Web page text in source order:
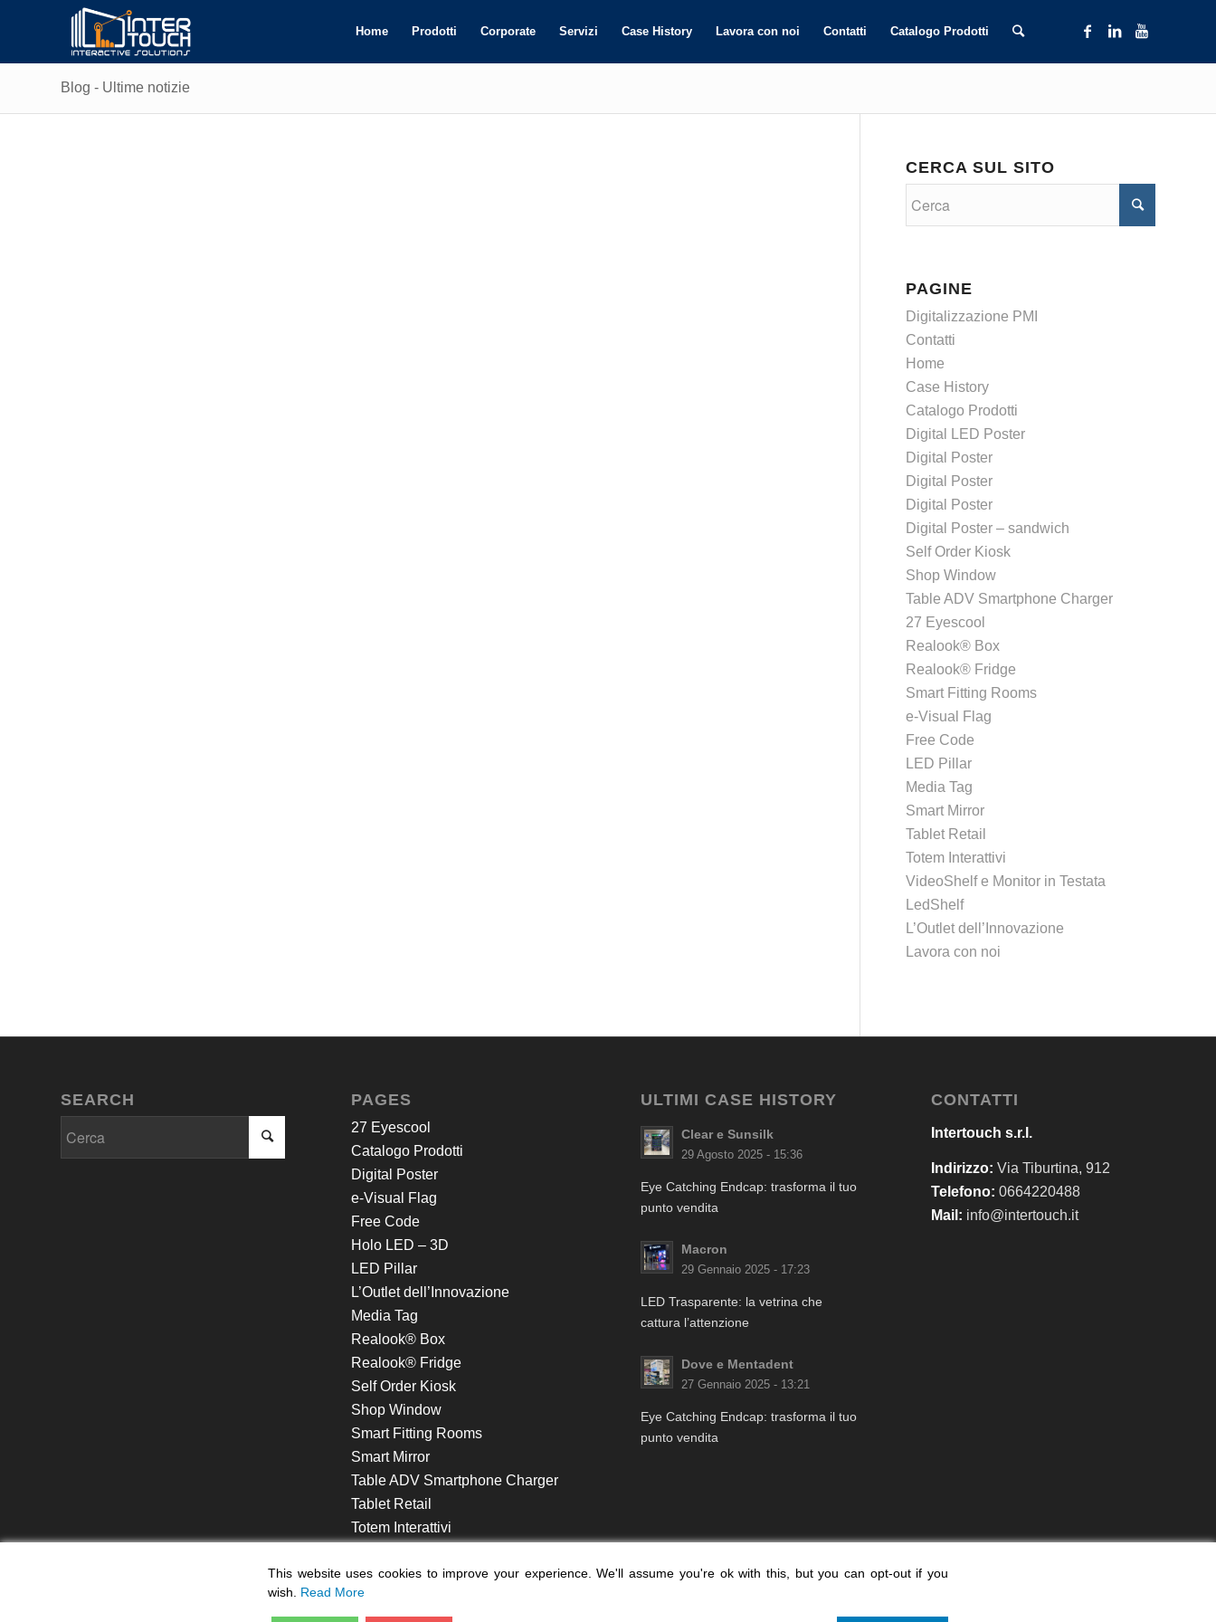
Home Prodotti Corporate Servizi Case History Lavora con noi Contatti Catalogo Prodotti
Blog - Ultime notizie
CERCA SUL SITO
PAGINE
Digitalizzazione PMI
Contatti
Home
Case History
Catalogo Prodotti
Digital LED Poster
Digital Poster
Digital Poster
Digital Poster
Digital Poster – sandwich
Self Order Kiosk
Shop Window
Table ADV Smartphone Charger
27 Eyescool
Realook® Box
Realook® Fridge
Smart Fitting Rooms
e-Visual Flag
Free Code
LED Pillar
Media Tag
Smart Mirror
Tablet Retail
Totem Interattivi
VideoShelf e Monitor in Testata
LedShelf
L’Outlet dell’Innovazione
Lavora con noi
SEARCH PAGES
27 Eyescool
Catalogo Prodotti
Digital Poster
e-Visual Flag
Free Code
Holo LED – 3D
LED Pillar
L’Outlet dell’Innovazione
Media Tag
Realook® Box
Realook® Fridge
Self Order Kiosk
Shop Window
Smart Fitting Rooms
Smart Mirror
Table ADV Smartphone Charger
Tablet Retail
Totem Interattivi
ULTIMI CASE HISTORY
Clear e Sunsilk
29 Agosto 2025 - 15:36
Eye Catching Endcap: trasforma il tuo
punto vendita
Macron
29 Gennaio 2025 - 17:23
LED Trasparente: la vetrina che
cattura l’attenzione
Dove e Mentadent
27 Gennaio 2025 - 13:21
Eye Catching Endcap: trasforma il tuo
punto vendita
CONTATTI
Intertouch s.r.l.
Indirizzo: Via Tiburtina, 912
Telefono: 0664220488
Mail: info@intertouch.it
This website uses cookies to improve your experience. We'll assume you're ok with this, but you can opt-out if you
wish. Read More